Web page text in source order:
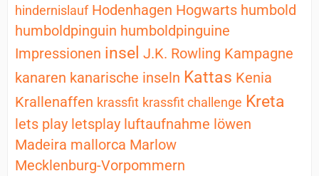
hindernislauf Hodenhagen Hogwarts humbold
humboldpinguin humboldpinguine
Impressionen insel J.K. Rowling Kampagne
kanaren kanarische inseln Kattas Kenia
Krallenaffen krassfit krassfit challenge Kreta
lets play letsplay luftaufnahme löwen
Madeira mallorca Marlow
Mecklenburg-Vorpommern